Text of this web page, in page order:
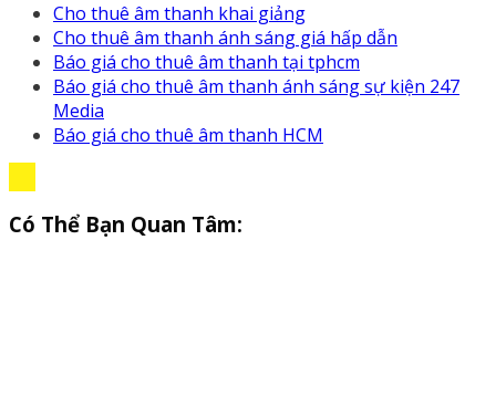
Cho thuê âm thanh khai giảng
Cho thuê âm thanh ánh sáng giá hấp dẫn
Báo giá cho thuê âm thanh tại tphcm
Báo giá cho thuê âm thanh ánh sáng sự kiện 247
Media
Báo giá cho thuê âm thanh HCM
Có Thể Bạn Quan Tâm: